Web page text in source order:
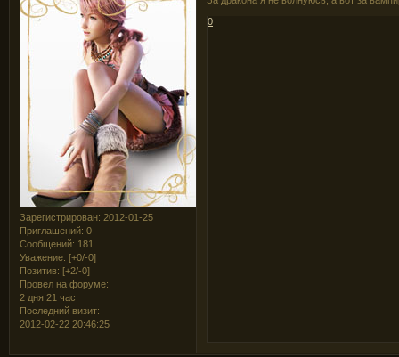
Зарегистрирован: 2012-01-25
Приглашений: 0
Сообщений: 181
Уважение: [+0/-0]
Позитив: [+2/-0]
Провел на форуме:
2 дня 21 час
Последний визит:
2012-02-22 20:46:25
0